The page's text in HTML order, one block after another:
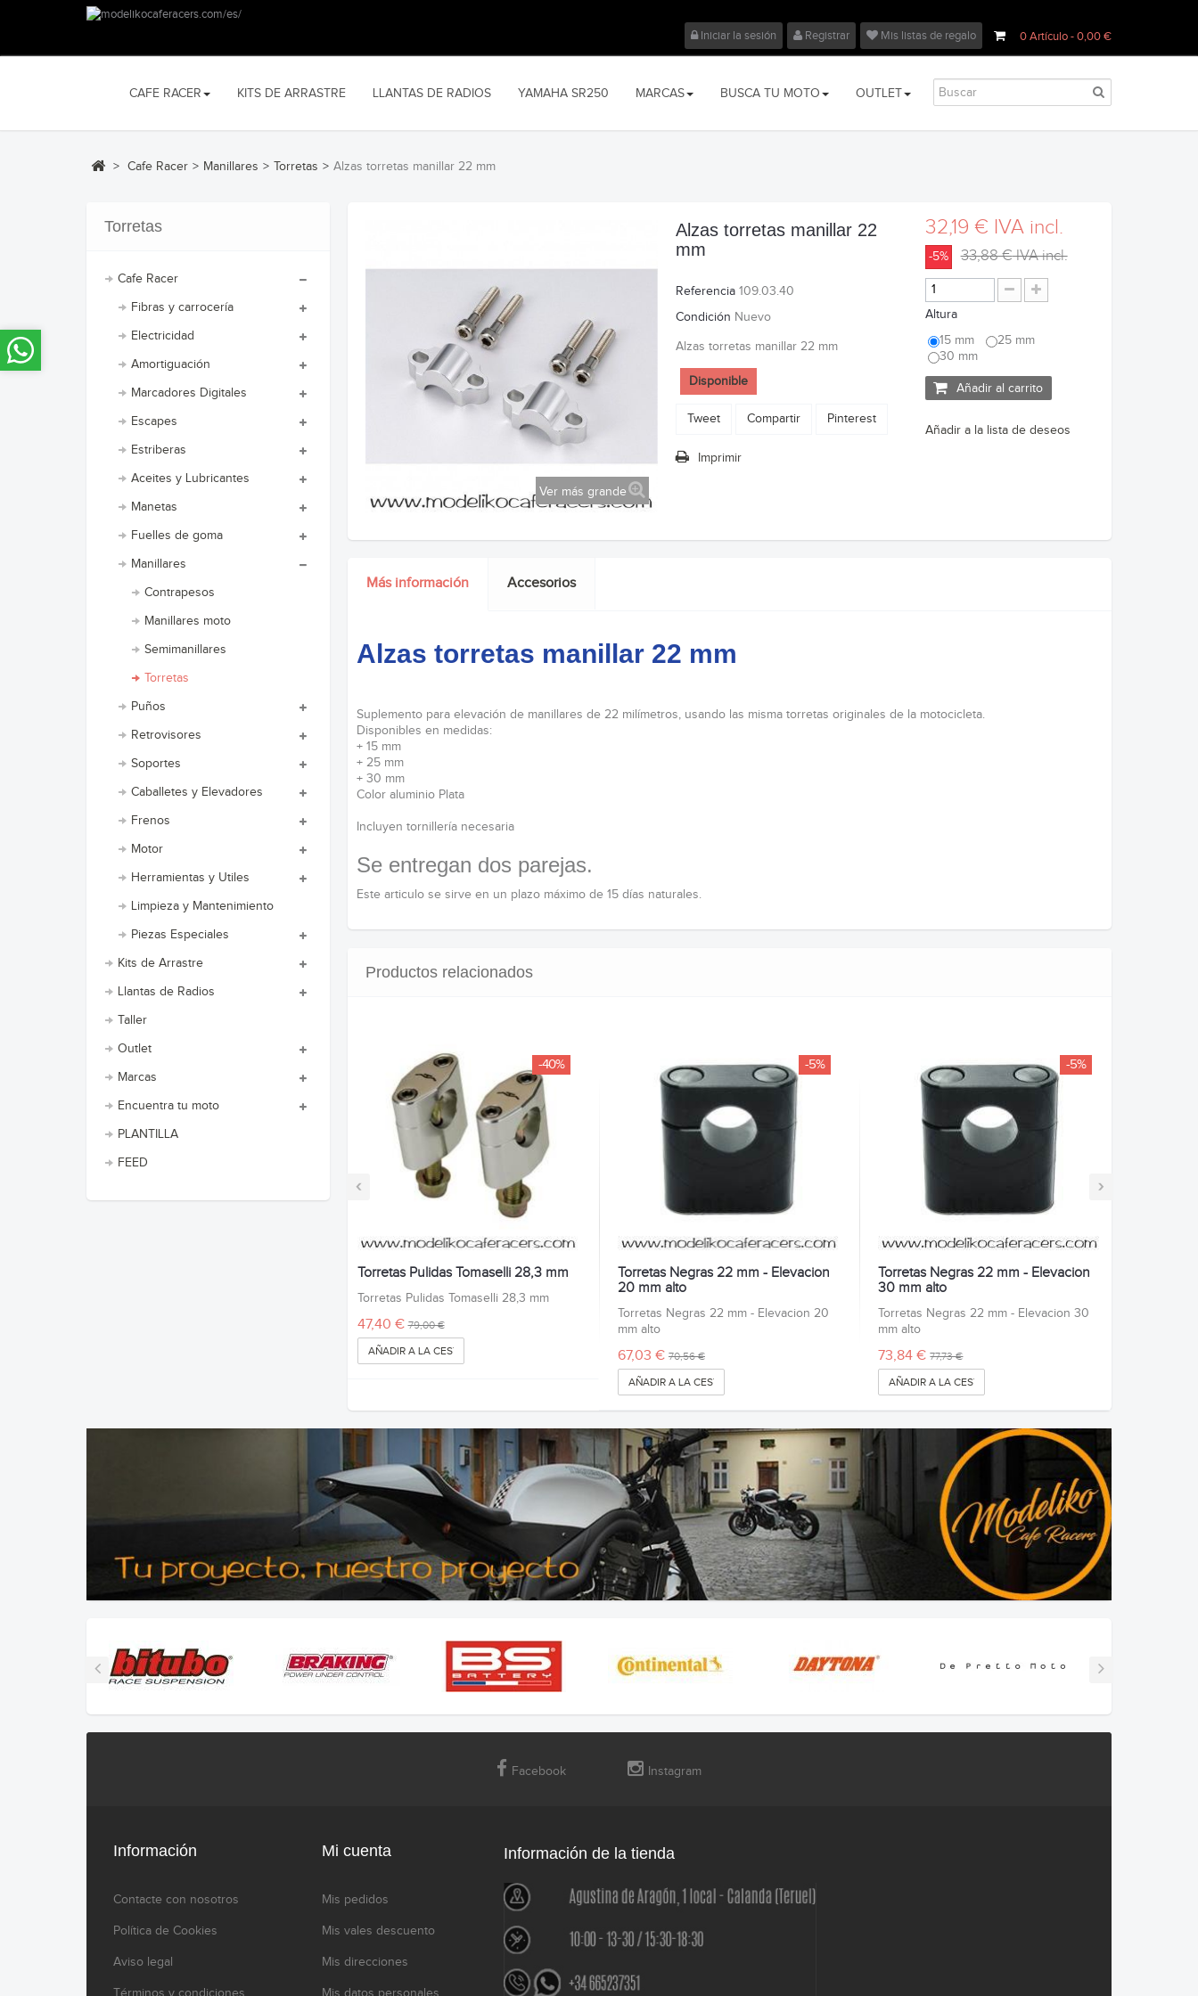
0Artículo- 0,00 €
Iniciar la sesión Registrar Mis listas de regalo
CAFE RACER KITS DE ARRASTRE LLANTAS DE RADIOS YAMAHA SR250 MARCAS BUSCA TU MOTO OUTLET
> Cafe Racer > Manillares > Torretas > Alzas torretas manillar 22 mm
Torretas
Cafe Racer
Fibras y carrocería
Electricidad
Amortiguación
Marcadores Digitales
Escapes
Estriberas
Aceites y Lubricantes
Manetas
Fuelles de goma
Manillares
Contrapesos
Manillares moto
Semimanillares
Torretas
Puños
Retrovisores
Soportes
Caballetes y Elevadores
Frenos
Motor
Herramientas y Utiles
Limpieza y Mantenimiento
Piezas Especiales
Kits de Arrastre
Llantas de Radios
Taller
Outlet
Marcas
Encuentra tu moto
PLANTILLA
FEED
Ver más grande
Alzas torretas manillar 22
mm
Referencia 109.03.40
Condición Nuevo
Alzas torretas manillar 22 mm
Disponible
Tweet Compartir Pinterest
Imprimir
32,19 € IVA incl.
-5% 33,88 €IVA incl.
Altura
15 mm
25 mm
30 mm
Añadir al carrito
Añadir a la lista de deseos
Más información Accesorios
Alzas torretas manillar 22 mm
Suplemento para elevación de manillares de 22 milímetros, usando las misma torretas originales de la motocicleta.
Disponibles en medidas:
+ 15 mm
+ 25 mm
+ 30 mm
Color aluminio Plata
Incluyen tornillería necesaria
Se entregan dos parejas.
Este articulo se sirve en un plazo máximo de 15 días naturales.
Productos relacionados
‹ ›
-40%
Torretas Pulidas Tomaselli 28,3 mm
Torretas Pulidas Tomaselli 28,3 mm
47,40 € 79,00 €
AÑADIR A LA CESTA
-5%
Torretas Negras 22 mm - Elevacion
20 mm alto
Torretas Negras 22 mm - Elevacion 20
mm alto
67,03 € 70,56 €
AÑADIR A LA CESTA
-5%
Torretas Negras 22 mm - Elevacion
30 mm alto
Torretas Negras 22 mm - Elevacion 30
mm alto
73,84 € 77,73 €
AÑADIR A LA CESTA
Facebook Instagram
Información
Contacte con nosotros
Política de Cookies
Aviso legal
Mi cuenta
Mis pedidos
Mis vales descuento
Mis direcciones
Información de la tienda